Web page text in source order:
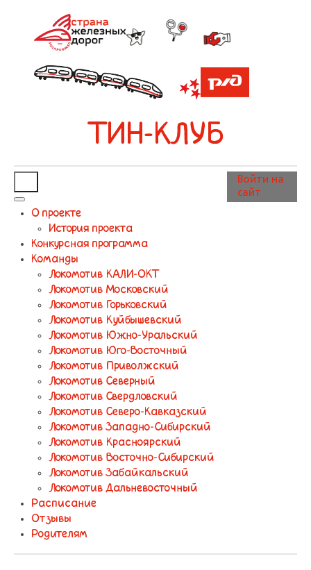
ТИН-КЛУБ
О проекте
История проекта
Конкурсная программа
Команды
Локомотив КАЛИ-ОКТ
Локомотив Московский
Локомотив Горьковский
Локомотив Куйбышевский
Локомотив Южно-Уральский
Локомотив Юго-Восточный
Локомотив Приволжский
Локомотив Северный
Локомотив Свердловский
Локомотив Северо-Кавказский
Локомотив Западно-Сибирский
Локомотив Красноярский
Локомотив Восточно-Сибирский
Локомотив Забайкальский
Локомотив Дальневосточный
Расписание
Отзывы
Родителям
Войти на
сайт